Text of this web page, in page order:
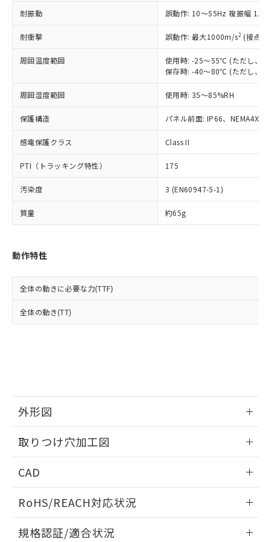
耐振動 誤動作: 10～55Hz 複振幅
耐衝撃 誤動作: 最大1000m/s2 (接点
周囲温度範囲
使用時: -25～55℃ (ただし、氷
保存時: -40～80℃ (ただし、氷
周囲湿度範囲 使用時: 35～85%RH
保護構造 パネル前面: IP66、NEMA4X,
感電保護クラス Class II
PTI（トラッキング特性） 175
汚染度 3 (EN60947-5-1)
質量 約65g
動作特性
全体の動きに必要な力(TTF)
全体の動き(TT)
外形図
取りつけ穴加工図
CAD
ドすることができます。
RoHS/REACH対応状況
規格認証/適合状況
記載している更新日時点での社内デー
タに基づき作成されるものであり、閲
覧された時点での実際の在庫および標
準価格とは異なる場合があることをご
正式な納期状況および標準価格はお客
様のお取引先、またはお客様担当のオ
ムロン制御機器販売店・当社販売員に
オムロン制御機器販売店や当社販売拠
販売ネットワーク
」をご確認
ください。
在庫状況および標準価格結果を当社の
事前の承諾なく第三者に漏洩または開
示しないようお願いします。
マイパーツ機能（部品リスト作成サー
ビス）をご利用いただくには、I-Web
メンバーズにご登録されている必要が
および当社の共同利用者が、当社の製
品・サービスに関するお客様との取
をご了承ください。
※当社の共同利用者とは、"個人情報
鉛(Pb) 1000ppm以下、 水銀(Hg) 1000ppm以下、 カド
六価クロム(Cr(Ⅵ)) 1000ppm以下、ポリ臭化ビフェニル
類(PBB) 1000ppm以下、ポリ臭化ジフェニルエーテル類
(PBDE) 1000ppm以下、フタル酸ビス(2-エチルヘキシ
ル) (DEHP)(別名：DOP) 1000ppm以下、フタル酸ブチ
ルベンジル（BBP） 1000ppm以下、フタル酸ジブチル
（DBP） 1000ppm以下、フタル酸ジイソブチル
(DIBP) 1000ppm以下
但し、RoHS指令で産業用監視および制御機器に対する
適用除外項目は除く。
フタル酸エステル類の４物質については閾値を超える意
図的な使用がないことを確認しています。
※2 対応予定月
部品在庫の切り替え状況などにより、予定
月が前後することがあります。
下記の非含有証明書をダウンロードするこ
とができます。
EU RoHS指令（10物質）の非含有証明書
物質の対応では、対応完了までの期間は出
荷製品に未対応品が混在することから備考
既に当社にて対応品への在庫切替を完了
していることから、特段のことがない限
り、2022年1月12日より割愛しておりま
*中国RoHS10物質の基準値 (GB/T26572)：
Pb(鉛) :1000ppm、 Hg(水銀) : 1000ppm、 Cd(カドミウ
Cr(Ⅵ)(六価クロム) : 1000ppm、 PBBs(ポリ臭化ビフェ
ニル類) : 1000ppm、 PBDEs(ポリ臭化ジフェニルエーテ
ル) : 1000ppm、
DEHP(フタル酸ビス(2-エチルヘキシル)) : 1000ppm
※2 環境保護使用期限
「ｅ」：有害物質（10物質）のすべてが基
準値以下であることを示します。
「10」：通常の使用状況下において有害物
質が外部に漏えいし、環境に深刻な影響を
及ぼさない年数を意味します。
（以下｢規制貨物等」という）を輸出
または国外への提供する場合は、日本
国政府の輸出許可(または役務取引許
可)を取得するなどの必要な手続きを
当社は規制貨物を破棄する場合は、完
全に破砕するなど、違法に輸出されな
いよう必要な手段を講じます。
当社は貴社製品を、核兵器、ミサイ
ル、化学兵器、生物兵器またはその他
武器並びにこれらの製造装置等に一切
使用いたしません。
当社は、貴社製品を第三者に販売する
場合は、上記1、2および3の内容を当
該第三者に通知します。また当社は、
販売先および販売に係わる関係者が違
法に輸出するおそれがある場合は、取
り引きをいたしません。
○ 一定数以上の在庫あり
△ 一定数には満たないが在庫あり
在庫なし(最新の在庫状況につ
いては、お客様のお取引先、ま
たはお客様担当のオムロン制御
機器販売店・当社販売員にご確
認ください)
受注生産機種、また在庫状況の
情報を公開していない機種